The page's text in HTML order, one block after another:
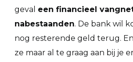
geval een financieel
nabestaanden. De bank wil
nog resterende geld terug.
ze maar al te graag aan bij je